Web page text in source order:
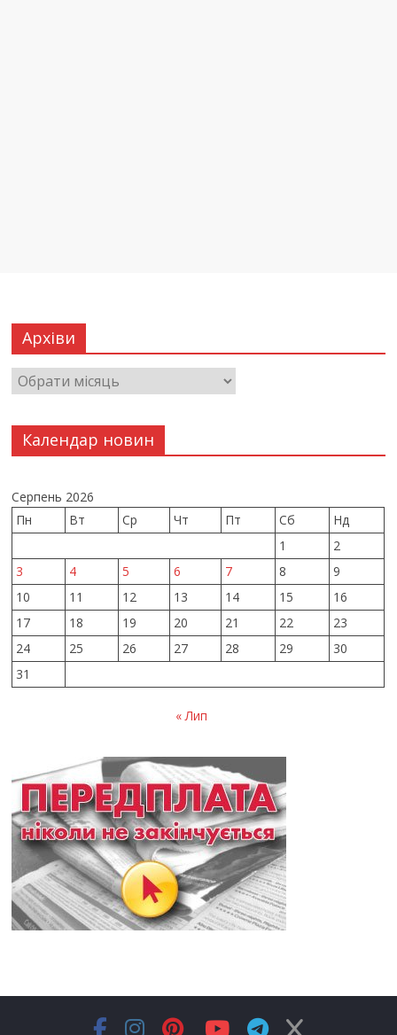
Архіви
Календар новин
Серпень 2026
Пн
Вт Ср Чт Пт Сб
Нд
1
2
3
4 5 6 7 8
9
10
11 12 13 14 15
16
17
18 19 20 21 22
23
24
25 26 27 28 29
30
31
« Лип